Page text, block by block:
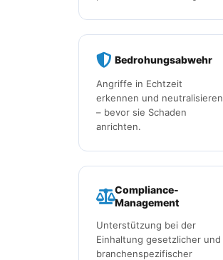
Bedrohungsabwehr
Angriffe in Echtzeit
erkennen und neutralisieren
– bevor sie Schaden
anrichten.
Compliance-
Management
Unterstützung bei der
Einhaltung gesetzlicher und
branchenspezifischer